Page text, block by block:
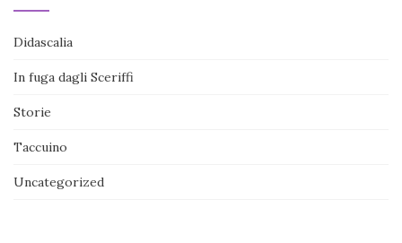
Didascalia
In fuga dagli Sceriffi
Storie
Taccuino
Uncategorized